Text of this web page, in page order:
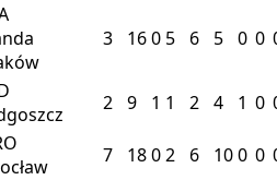
3 160 5 6 5 0 0
2 9 1 1 2 4 1 0
7 1802 6 100 0